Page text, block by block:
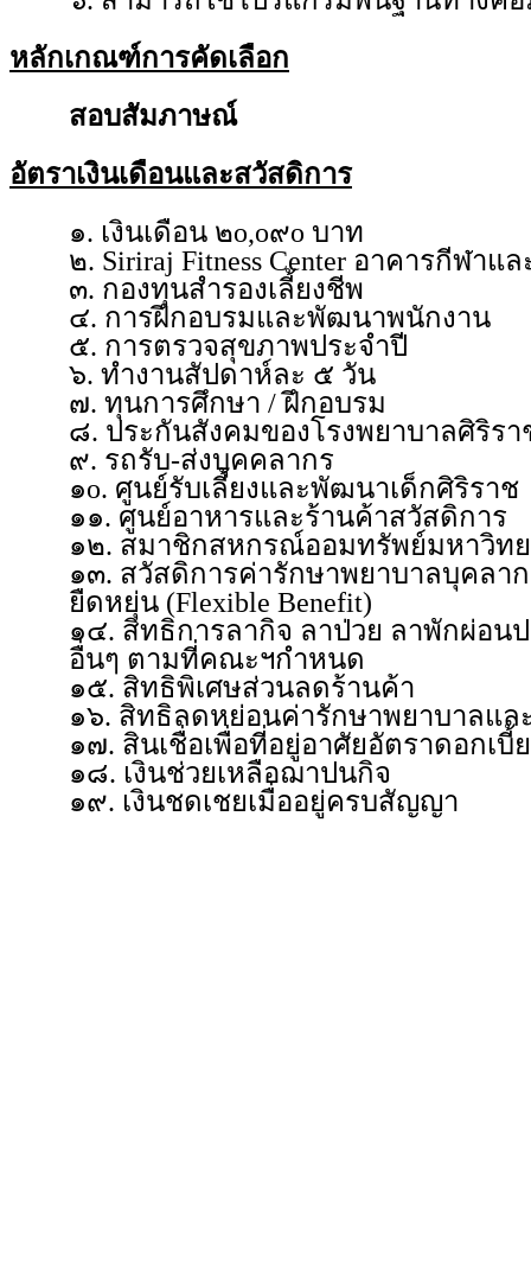
หลักเกณฑ์การคัดเลือก
สอบสัมภาษณ์
อัตราเงินเดือนและสวัสดิการ
๑. เงินเดือน ๒o,o๙o บาท
๒. Siriraj Fitness Center อาคารกีฬา
๓. กองทุนสำรองเลี้ยงชีพ
๔. การฝึกอบรมและพัฒนาพนักงาน
๕. การตรวจสุขภาพประจำปี
๖. ทำงานสัปดาห์ละ ๕ วัน
๗. ทุนการศึกษา / ฝึกอบรม
๘. ประกันสังคมของโรงพยาบาลศิริรา
๙. รถรับ-ส่งบุคคลากร
๑o. ศูนย์รับเลี้ยงและพัฒนาเด็กศิริราช
๑๑. ศูนย์อาหารและร้านค้าสวัสดิการ
๑๒. สมาชิกสหกรณ์ออมทรัพย์มหาวิท
๑๓. สวัสดิการค่ารักษาพยาบาลบุคลา
ยืดหยุ่น (Flexible Benefit)
๑๔. สิทธิการลากิจ ลาป่วย ลาพักผ่อน
อื่นๆ ตามที่คณะฯกำหนด
๑๕. สิทธิพิเศษส่วนลดร้านค้า
๑๖. สิทธิลดหย่อนค่ารักษาพยาบาลแล
๑๗. สินเชื่อเพื่อที่อยู่อาศัยอัตราดอกเบี้
๑๘. เงินช่วยเหลือฌาปนกิจ
๑๙. เงินชดเชยเมื่ออยู่ครบสัญญา